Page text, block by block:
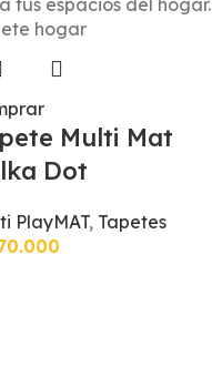
Multi Mat
Dot
PlayMAT, Tapetes